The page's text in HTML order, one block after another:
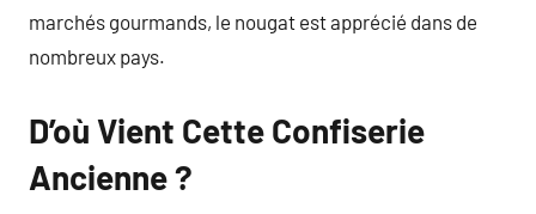
marchés gourmands, le nougat est apprécié dans de
nombreux pays.
D’où Vient Cette Confiserie
Ancienne ?